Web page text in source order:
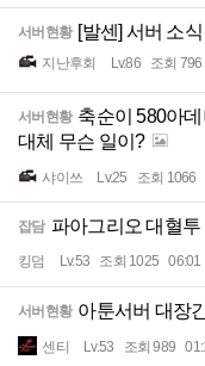
서버현황 [발센] 서버 소식
지난후회 Lv.86 조회 796
서버현황 축순이 580아
대체 무슨 일이?
샤이쓰 Lv.25 조회 1066
잡담 파아그리오 대혈투
킹덤 Lv.53 조회 1025 06:01
서버현황 아툰서버 대장
센티 Lv.53 조회 989